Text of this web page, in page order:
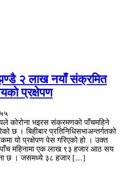
झण्डै २ लाख नयाँ संक्रमित
प्रक्षेपण
कोरोना भइरस संक्रमणको पाँचमहिने
छ । बिहीबार प्रतिनिधिसभाअन्तर्गतको
यो प्रक्षेपण पेस गरिएको हो । उक्त
महिनामा एक लाख ९३ हजार आठ सय
छ । जसमध्ये ३८ हजार […]